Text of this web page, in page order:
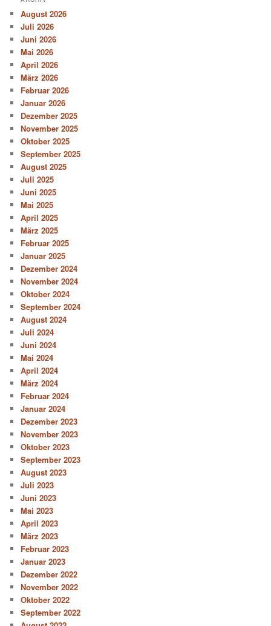
August 2026
Juli 2026
Juni 2026
Mai 2026
April 2026
März 2026
Februar 2026
Januar 2026
Dezember 2025
November 2025
Oktober 2025
September 2025
August 2025
Juli 2025
Juni 2025
Mai 2025
April 2025
März 2025
Februar 2025
Januar 2025
Dezember 2024
November 2024
Oktober 2024
September 2024
August 2024
Juli 2024
Juni 2024
Mai 2024
April 2024
März 2024
Februar 2024
Januar 2024
Dezember 2023
November 2023
Oktober 2023
September 2023
August 2023
Juli 2023
Juni 2023
Mai 2023
April 2023
März 2023
Februar 2023
Januar 2023
Dezember 2022
November 2022
Oktober 2022
September 2022